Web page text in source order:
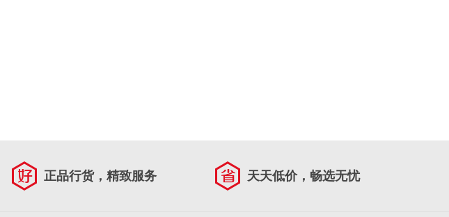
正品行货，精致服务 天天低价，畅选无忧